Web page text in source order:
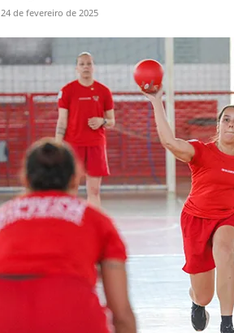
24 de fevereiro de 2025